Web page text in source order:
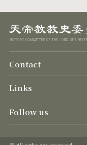
Contact
Links
Follow us